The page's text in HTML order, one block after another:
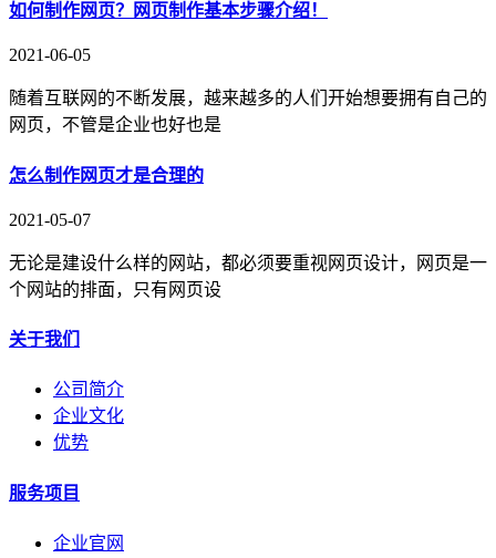
如何制作网页？网页制作基本步骤介绍！
2021-06-05
随着互联网的不断发展，越来越多的人们开始想要拥有自己的
网页，不管是企业也好也是
怎么制作网页才是合理的
2021-05-07
无论是建设什么样的网站，都必须要重视网页设计，网页是一
个网站的排面，只有网页设
关于我们
公司简介
企业文化
优势
服务项目
企业官网